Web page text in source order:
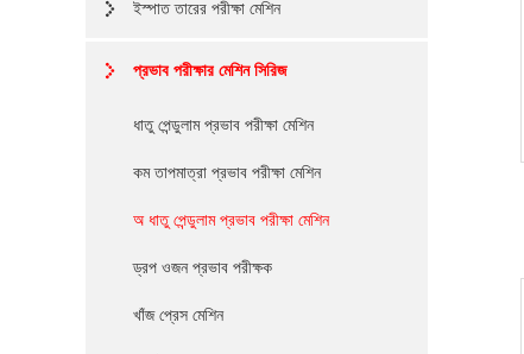
ইস্পাত তারের পরীক্ষা মেশিন
প্রভাব পরীক্ষার মেশিন সিরিজ
ধাতু পেন্ডুলাম প্রভাব পরীক্ষা মেশিন
কম তাপমাত্রা প্রভাব পরীক্ষা মেশিন
অ ধাতু পেন্ডুলাম প্রভাব পরীক্ষা মেশিন
ড্রপ ওজন প্রভাব পরীক্ষক
খাঁজ প্রেস মেশিন